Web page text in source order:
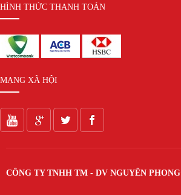
Adapter POE Ruijie
Adapter 12V, 5V
Tổng đài điện thoại và điện thoại
Tổng đài Grandstream
Module SFP
SFP Mikrotik
SFP Unifi
SFP Aruba
SFP Ruijie
DOCUMENTS
HÌNH THỨC THANH TOÁN
MẠNG XÃ HỘI
CÔNG TY TNHH TM - DV NGUYÊN PHONG